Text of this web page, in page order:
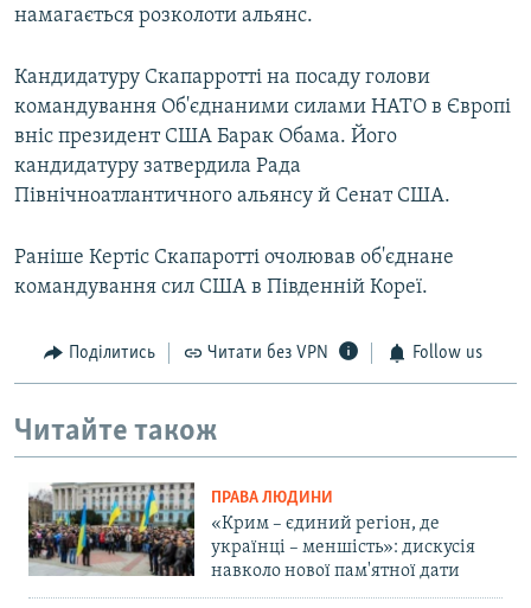
намагається розколоти альянс.
Кандидатуру Скапарротті на посаду голови
командування Об'єднаними силами НАТО в Європі
вніс президент США Барак Обама. Його
кандидатуру затвердила Рада
Північноатлантичного альянсу й Сенат США.
Раніше Кертіс Скапаротті очолював об'єднане
командування сил США в Південній Кореї.
Поділитись Читати без VPN Follow us
Читайте також
ПРАВА ЛЮДИНИ
«Крим – єдиний регіон, де
українці – меншість»: дискусія
навколо нової пам'ятної дати